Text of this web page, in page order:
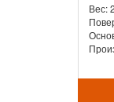
Вес: